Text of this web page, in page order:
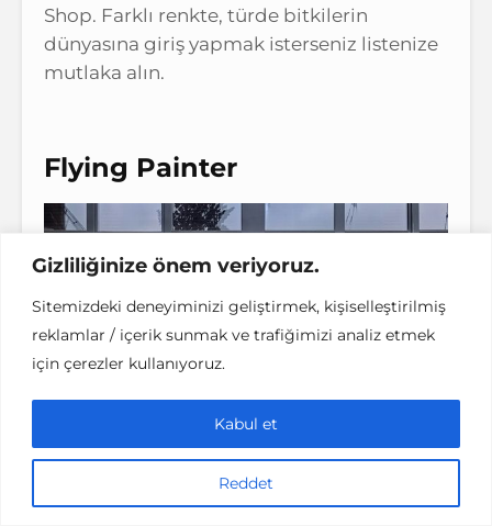
Gizliliğinize önem veriyoruz.
Sitemizdeki deneyiminizi geliştirmek, kişiselleştirilmiş
reklamlar / içerik sunmak ve trafiğimizi analiz etmek
için çerezler kullanıyoruz.
Reddet
Kabul et
Shop. Farklı renkte, türde bitkilerin
dünyasına giriş yapmak isterseniz listenize
mutlaka alın.
Flying Painter